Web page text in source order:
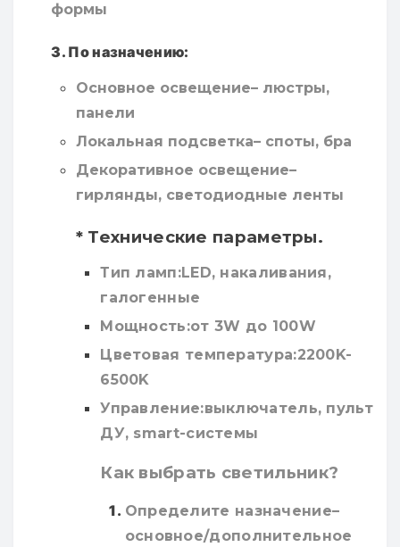
формы
3. По назначению:
Основное освещение– люстры,
панели
Локальная подсветка– споты, бра
Декоративное освещение–
гирлянды, светодиодные ленты
* Технические параметры.
Тип ламп:LED, накаливания,
галогенные
Мощность:от 3W до 100W
Цветовая температура:2200K-
6500K
Управление:выключатель, пульт
ДУ, smart-системы
Как выбрать светильник?
Определите назначение–
основное/дополнительное